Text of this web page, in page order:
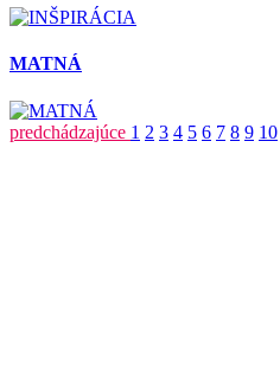
MATNÁ
predchádzajúce 1 2 3 4 5 6 7 8 9 10